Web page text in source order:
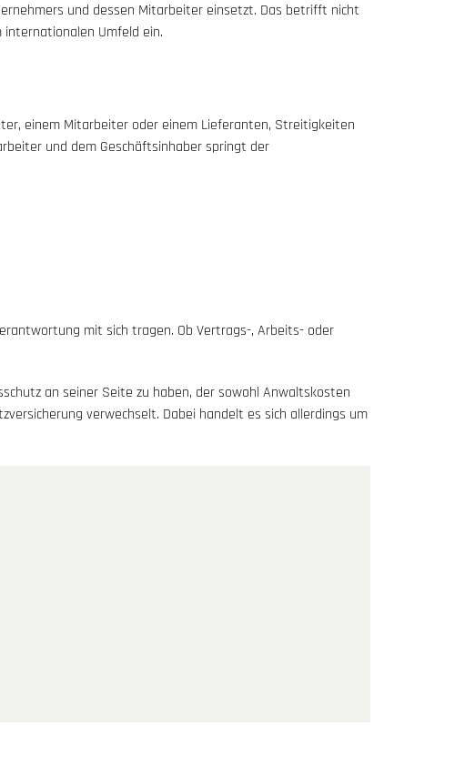
und dessen Mitarbeiter einsetzt. Das betrifft nicht
internationalen Umfeld ein.
einem Mitarbeiter oder einem Lieferanten, Streitigkeiten
und dem Geschäftsinhaber springt der
mit sich tragen. Ob Vertrags-, Arbeits- oder
an seiner Seite zu haben, der sowohl Anwaltskosten
verwechselt. Dabei handelt es sich allerdings um